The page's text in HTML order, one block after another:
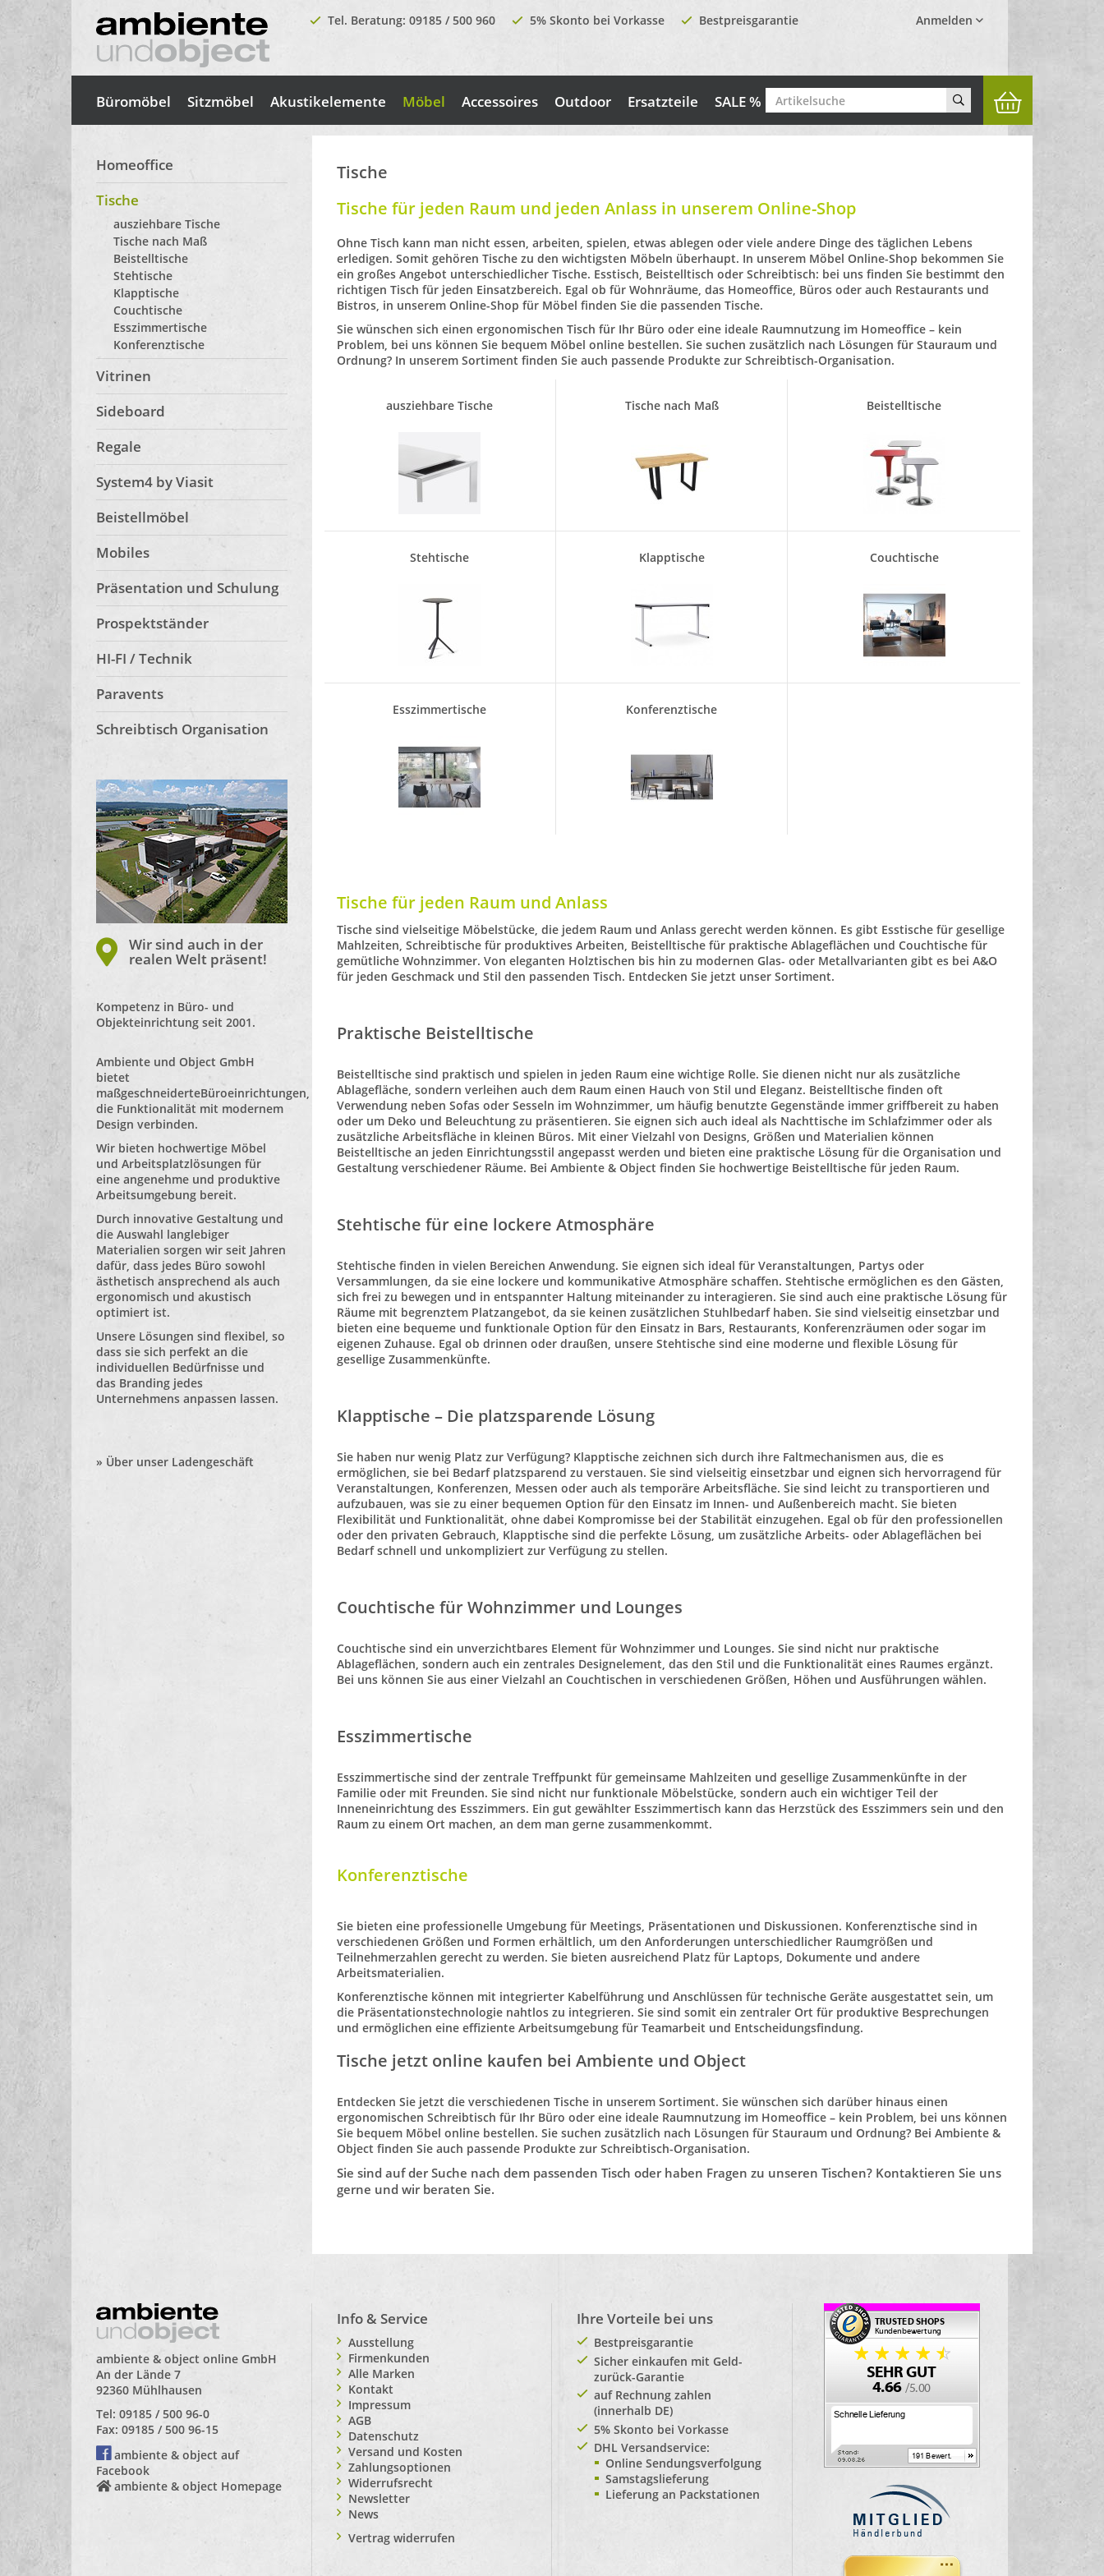
Anmelden
Tel. Beratung: 09185 / 500 960 5% Skonto bei Vorkasse Bestpreisgarantie
Büromöbel Sitzmöbel Akustikelemente Möbel Accessoires Outdoor Ersatzteile SALE %
Homeoffice
Tische
ausziehbare Tische
Tische nach Maß
Beistelltische
Stehtische
Klapptische
Couchtische
Esszimmertische
Konferenztische
Vitrinen
Sideboard
Regale
System4 by Viasit
Beistellmöbel
Mobiles
Präsentation und Schulung
Prospektständer
HI-FI / Technik
Paravents
Schreibtisch Organisation
Wir sind auch in der
realen Welt präsent!
Kompetenz in Büro- und
Objekteinrichtung seit 2001.
Ambiente und Object GmbH
bietet
maßgeschneiderteBüroeinrichtungen
die Funktionalität mit modernem
Design verbinden.
Wir bieten hochwertige Möbel
und Arbeitsplatzlösungen für
eine angenehme und produktive
Arbeitsumgebung bereit.
Durch innovative Gestaltung und
die Auswahl langlebiger
Materialien sorgen wir seit Jahren
dafür, dass jedes Büro sowohl
ästhetisch ansprechend als auch
ergonomisch und akustisch
optimiert ist.
Unsere Lösungen sind flexibel, so
dass sie sich perfekt an die
individuellen Bedürfnisse und
das Branding jedes
Unternehmens anpassen lassen.
» Über unser Ladengeschäft
Tische
Tische für jeden Raum und jeden Anlass in unserem Online-Shop
Ohne Tisch kann man nicht essen, arbeiten, spielen, etwas ablegen oder viele andere Dinge des täglichen Lebens
erledigen. Somit gehören Tische zu den wichtigsten Möbeln überhaupt. In unserem Möbel Online-Shop bekommen Sie
ein großes Angebot unterschiedlicher Tische. Esstisch, Beistelltisch oder Schreibtisch: bei uns finden Sie bestimmt den
richtigen Tisch für jeden Einsatzbereich. Egal ob für Wohnräume, das Homeoffice, Büros oder auch Restaurants und
Bistros, in unserem Online-Shop für Möbel finden Sie die passenden Tische.
Sie wünschen sich einen ergonomischen Tisch für Ihr Büro oder eine ideale Raumnutzung im Homeoffice – kein
Problem, bei uns können Sie bequem Möbel online bestellen. Sie suchen zusätzlich nach Lösungen für Stauraum und
Ordnung? In unserem Sortiment finden Sie auch passende Produkte zur Schreibtisch-Organisation.
ausziehbare Tische Tische nach Maß Beistelltische
Stehtische Klapptische Couchtische
Esszimmertische Konferenztische
Tische für jeden Raum und Anlass
Tische sind vielseitige Möbelstücke, die jedem Raum und Anlass gerecht werden können. Es gibt Esstischefür gesellige
Mahlzeiten, Schreibtische für produktives Arbeiten, Beistelltische für praktische Ablageflächen und Couchtischefür
gemütliche Wohnzimmer. Von eleganten Holztischen bis hin zu modernen Glas- oder Metallvarianten gibt es bei A&O
für jeden Geschmack und Stil den passenden Tisch. Entdecken Sie jetzt unser Sortiment.
Praktische Beistelltische
Beistelltischesind praktisch und spielen in jeden Raum eine wichtige Rolle. Sie dienen nicht nur als zusätzliche
Ablagefläche, sondern verleihen auch dem Raum einen Hauch von Stil und Eleganz. Beistelltische finden oft
Verwendung neben Sofas oder Sesseln im Wohnzimmer, um häufig benutzte Gegenstände immer griffbereit zu haben
oder um Deko und Beleuchtung zu präsentieren. Sie eignen sich auch ideal als Nachttischeim Schlafzimmer oder als
zusätzliche Arbeitsflächein kleinen Büros. Mit einer Vielzahl von Designs, Größen und Materialien können
Beistelltische an jeden Einrichtungsstil angepasst werden und bieten eine praktische Lösung für die Organisation und
Gestaltung verschiedener Räume. Bei Ambiente & Object finden Sie hochwertige Beistelltischefür jeden Raum.
Stehtische für eine lockere Atmosphäre
Stehtische finden in vielen Bereichen Anwendung. Sie eignen sich ideal für Veranstaltungen, Partys oder
Versammlungen, da sie eine lockere und kommunikative Atmosphäre schaffen. Stehtische ermöglichen es den Gästen,
sich frei zu bewegen und in entspannter Haltung miteinander zu interagieren. Sie sind auch eine praktische Lösung für
Räume mit begrenztem Platzangebot, da sie keinen zusätzlichen Stuhlbedarf haben. Sie sind vielseitig einsetzbar und
bieten eine bequeme und funktionale Option für den Einsatz in Bars, Restaurants, Konferenzräumen oder sogar im
eigenen Zuhause. Egal ob drinnen oder draußen, unsere Stehtischesind eine moderne und flexible Lösung für
gesellige Zusammenkünfte.
Klapptische – Die platzsparende Lösung
Sie haben nur wenig Platz zur Verfügung? Klapptischezeichnen sich durch ihre Faltmechanismen aus, die es
ermöglichen, sie bei Bedarf platzsparend zu verstauen. Sie sind vielseitig einsetzbar und eignen sich hervorragend für
Veranstaltungen, Konferenzen, Messen oder auch als temporäre Arbeitsfläche. Sie sind leicht zu transportieren und
aufzubauen, was sie zu einer bequemen Option für den Einsatz im Innen- und Außenbereich macht. Sie bieten
Flexibilität und Funktionalität, ohne dabei Kompromisse bei der Stabilität einzugehen. Egal ob für den professionellen
oder den privaten Gebrauch, Klapptischesind die perfekte Lösung, um zusätzliche Arbeits- oder Ablageflächen bei
Bedarf schnell und unkompliziert zur Verfügung zu stellen.
Couchtische für Wohnzimmer und Lounges
Couchtischesind ein unverzichtbares Element für Wohnzimmer und Lounges. Sie sind nicht nur praktische
Ablageflächen, sondern auch ein zentrales Designelement, das den Stil und die Funktionalität eines Raumes ergänzt.
Bei uns können Sie aus einer Vielzahl an Couchtischen in verschiedenen Größen, Höhen und Ausführungen wählen.
Esszimmertische
Esszimmertischesind der zentrale Treffpunkt für gemeinsame Mahlzeiten und gesellige Zusammenkünfte in der
Familie oder mit Freunden. Sie sind nicht nur funktionaleMöbelstücke, sondern auch ein wichtiger Teil der
Inneneinrichtung des Esszimmers. Ein gut gewählter Esszimmertisch kann das Herzstück des Esszimmers sein und den
Raum zu einem Ort machen, an dem man gerne zusammenkommt.
Konferenztische
Sie bieten eine professionelle Umgebung für Meetings, Präsentationen und Diskussionen. Konferenztischesind in
verschiedenen Größen und Formen erhältlich, um den Anforderungen unterschiedlicher Raumgrößen und
Teilnehmerzahlen gerecht zu werden. Sie bieten ausreichend Platz für Laptops, Dokumente und andere
Arbeitsmaterialien.
Konferenztischekönnen mit integrierter Kabelführung und Anschlüssen für technische Geräte ausgestattet sein, um
die Präsentationstechnologie nahtlos zu integrieren. Sie sind somit ein zentraler Ort für produktive Besprechungen
und ermöglichen eine effiziente Arbeitsumgebungfür Teamarbeit und Entscheidungsfindung.
Tische jetzt online kaufen bei Ambiente und Object
Entdecken Sie jetzt die verschiedenen Tische in unserem Sortiment. Sie wünschen sich darüber hinaus einen
ergonomischen Schreibtisch für Ihr Büro oder eine ideale Raumnutzung im Homeoffice– kein Problem, bei uns können
Sie bequem Möbel online bestellen. Sie suchen zusätzlich nach Lösungen für Stauraum und Ordnung? Bei Ambiente &
Object finden Sie auch passende Produkte zur Schreibtisch-Organisation.
Sie sind auf der Suche nach dem passenden Tisch oder haben Fragen zu unseren Tischen? Kontaktieren Sie uns
gerne und wir beraten Sie.
ambiente & object online GmbH
An der Lände 7
92360 Mühlhausen
Tel: 09185 / 500 96-0
Fax: 09185 / 500 96-15
ambiente & object auf
Facebook
ambiente & object Homepage
Info & Service
Ausstellung
Firmenkunden
Alle Marken
Kontakt
Impressum
AGB
Datenschutz
Versand und Kosten
Zahlungsoptionen
Widerrufsrecht
Newsletter
News
Vertrag widerrufen
Ihre Vorteile bei uns
Bestpreisgarantie
Sicher einkaufen mit Geld-
zurück-Garantie
auf Rechnung zahlen
(innerhalb DE)
5% Skonto bei Vorkasse
DHL Versandservice:
Online Sendungsverfolgung
Samstagslieferung
Lieferung an Packstationen